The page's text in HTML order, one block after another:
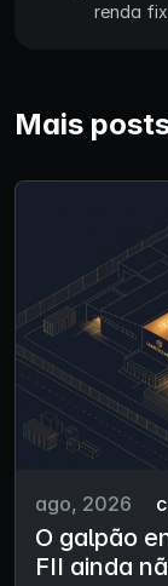
renda
Mais
ago, 2026
O galpão
FII ainda